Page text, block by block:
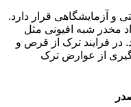
و آزمایشگاهی قرار دارد.
مخدر شبه افیونی مثل
در فرایند ترک از قرص و
از عوارض ترک